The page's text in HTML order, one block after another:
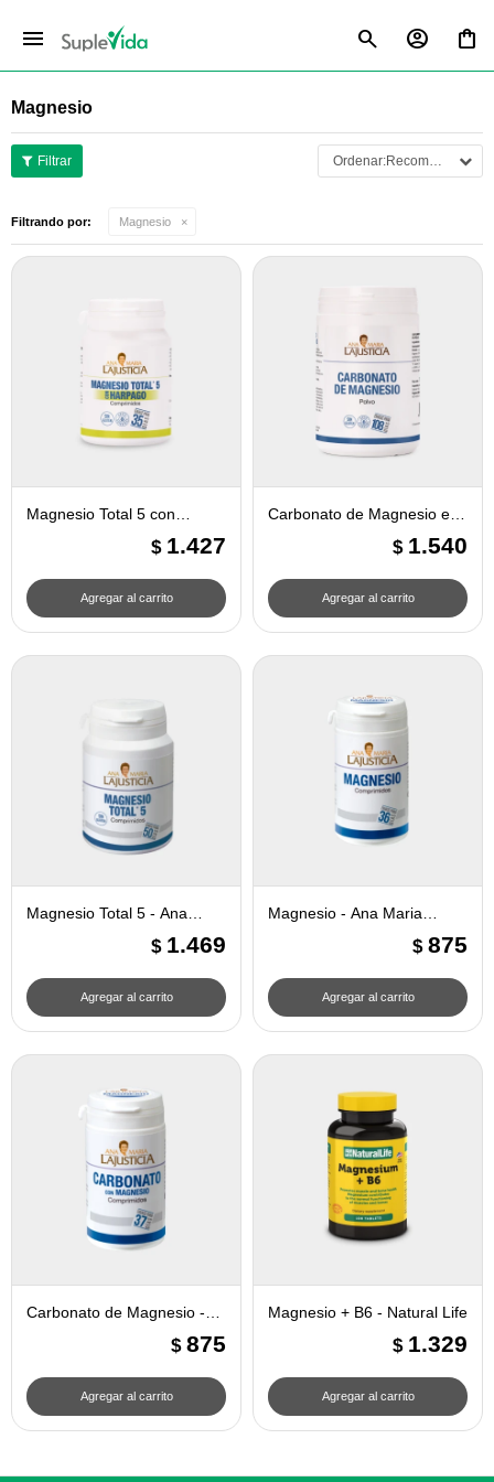
menu
Magnesio
Recomendados
Filtrando por: Magnesio
Magnesio Total 5 con
Harpago - Ana Maria
$ 1.427
Carbonato de Magnesio en
Polvo - Ana Maria Lajusticia
$ 1.540
Magnesio Total 5 - Ana
$ 1.469
Magnesio - Ana Maria
$ 875
Carbonato de Magnesio -
$ 875
Magnesio + B6 - Natural Life
$ 1.329